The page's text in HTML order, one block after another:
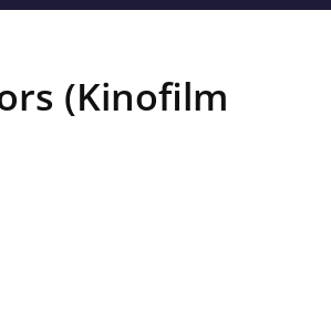
(Kinofilm